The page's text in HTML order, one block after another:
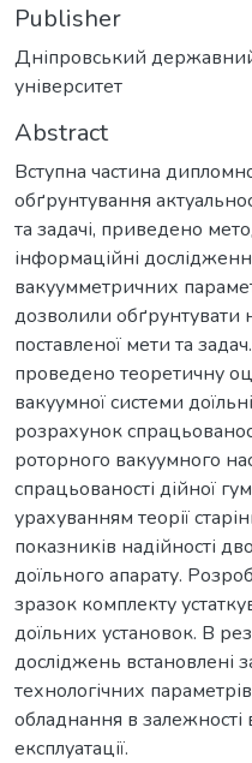
Publisher
Дніпровський
університет
Abstract
Вступна частина
обґрунтування
та задачі, приведено
інформаційні
вакуумметричних
дозволили
поставленої мети та
проведено теоретичну
вакуумної системи
розрахунок
роторного вакуумного
спрацьованості дійної
урахуванням теорії
показників надійності
доїльного апарату.
зразок комплекту
доїльних установок. В
досліджень встановлені
технологічних
обладнання в залежності
експлуатації.